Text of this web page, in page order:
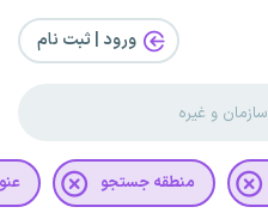
ورود | ثبت‌ نام
منطقه جستجو